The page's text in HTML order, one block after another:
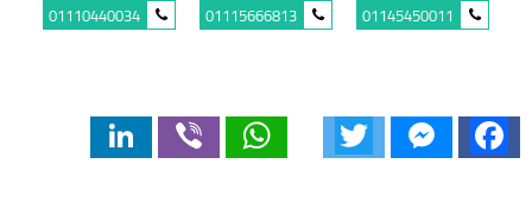
01145450011
01115666813
01110440034
Facebook
Messenger
WhatsApp